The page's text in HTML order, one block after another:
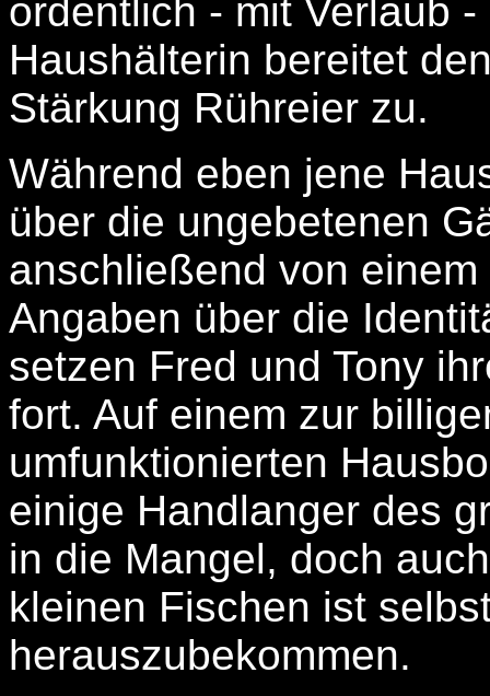
ordentlich - mit Verlaub
Haushälterin bereitet
Stärkung Rühreier zu.
Während eben jene
über die ungebetenen
anschließend von
Angaben über die
setzen Fred und Tony
fort. Auf einem zur
umfunktionierten
einige Handlanger des
in die Mangel, doch
kleinen Fischen ist
herauszubekommen.